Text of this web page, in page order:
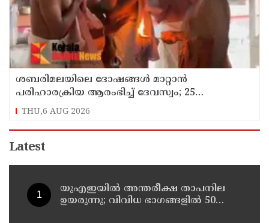
ശബരിമലയിലെ ദോഷങ്ങൾ മാറ്റാൻ
പരിഹാരക്രിയ ആരംഭിച്ച് ദേവസ്വം; 25
ക്ഷേത്രങ്ങളിൽ പ്രത്യേക പൂജ
THU,6 AUG 2026
Latest
യുഎഇയില്‍ അന്തരീക്ഷ താപനില
ഉയരുന്നു; വിവിധ ഭാഗങ്ങളില്‍ 50